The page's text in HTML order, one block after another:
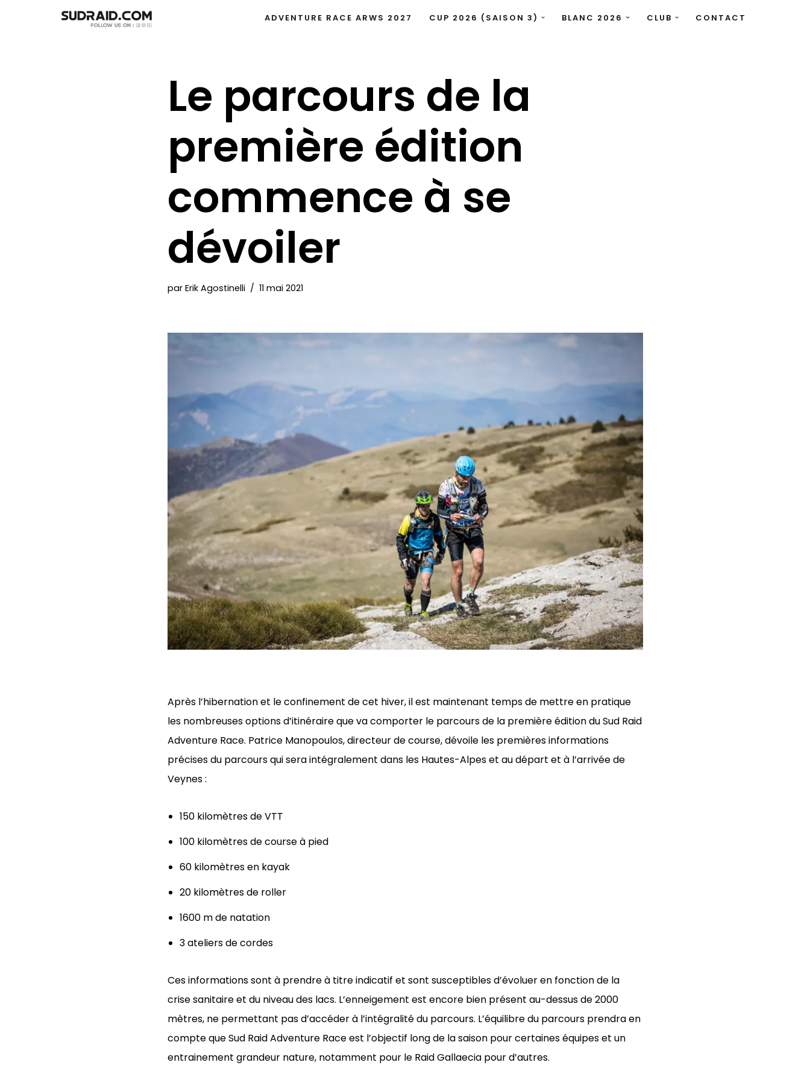
ADVENTURE RACE ARWS 2027 CUP 2026 (SAISON 3) BLANC 2026 CLUB CONTACT
Le parcours de la
première édition
commence à se
dévoiler
par Erik Agostinelli 11 mai 2021
Après l’hibernation et le confinement de cet hiver, il est maintenant temps de mettre en pratique
les nombreuses options d’itinéraire que va comporter le parcours de la première édition du Sud Raid
Adventure Race. Patrice Manopoulos, directeur de course, dévoile les premières informations
précises du parcours qui sera intégralement dans les Hautes-Alpes et au départ et à l’arrivée de
Veynes :
150 kilomètres de VTT
100 kilomètres de course à pied
60 kilomètres en kayak
20 kilomètres de roller
1600 m de natation
3 ateliers de cordes
Ces informations sont à prendre à titre indicatif et sont susceptibles d’évoluer en fonction de la
crise sanitaire et du niveau des lacs. L’enneigement est encore bien présent au-dessus de 2000
mètres, ne permettant pas d’accéder à l’intégralité du parcours. L’équilibre du parcours prendra en
compte que Sud Raid Adventure Race est l’objectif long de la saison pour certaines équipes et un
entrainement grandeur nature, notamment pour le Raid Gallaecia pour d’autres.